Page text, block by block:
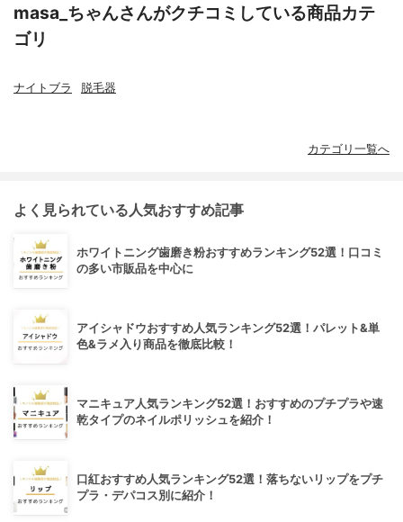
masa_ちゃんさんがクチコミしている商品カテ
ゴリ
ナイトブラ 脱毛器
カテゴリ一覧へ
よく見られている人気おすすめ記事
ホワイトニング歯磨き粉おすすめランキング52選！口コミ
の多い市販品を中心に
アイシャドウおすすめ人気ランキング52選！パレット&単
色&ラメ入り商品を徹底比較！
マニキュア人気ランキング52選！おすすめのプチプラや速
乾タイプのネイルポリッシュを紹介！
口紅おすすめ人気ランキング52選！落ちないリップをプチ
プラ・デパコス別に紹介！